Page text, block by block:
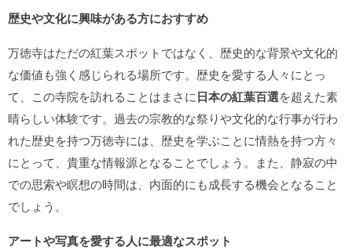
歴史や文化に興味がある方におすすめ
万徳寺はただの紅葉スポットではなく、歴史的な背景や文化的
な価値も強く感じられる場所です。歴史を愛する人々にとっ
て、この寺院を訪れることはまさに日本の紅葉百選を超えた素
晴らしい体験です。過去の宗教的な祭りや文化的な行事が行わ
れた歴史を持つ万徳寺には、歴史を学ぶことに情熱を持つ方々
にとって、貴重な情報源となることでしょう。また、静寂の中
での思索や瞑想の時間は、内面的にも成長する機会となること
でしょう。
アートや写真を愛する人に最適なスポット